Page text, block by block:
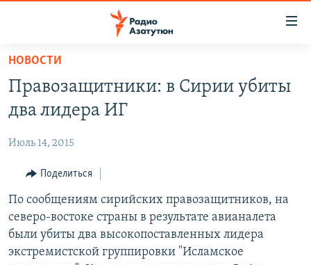
Перейти
основному
содержанию
навигации
Перейти
поиску
НОВОСТИ
ОБЩЕСТВО
ЭКОНОМИКА
РЕГИОН
НАГОРНЫЙ КАРАБАХ
КУЛЬТУРА
НОВОСТИ
Правозащитники: в Сирии убиты
два лидера ИГ
Июль 14, 2015
Поделиться
По сообщениям сирийских правозащитников, на
северо-востоке страны в результате авианалета
были убиты два высокопоставленных лидера
экстремистской группировки "Исламское